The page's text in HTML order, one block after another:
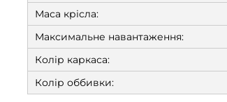
Маса крісла:
Максимальне навантаження:
Колір каркаса:
Колір оббивки: